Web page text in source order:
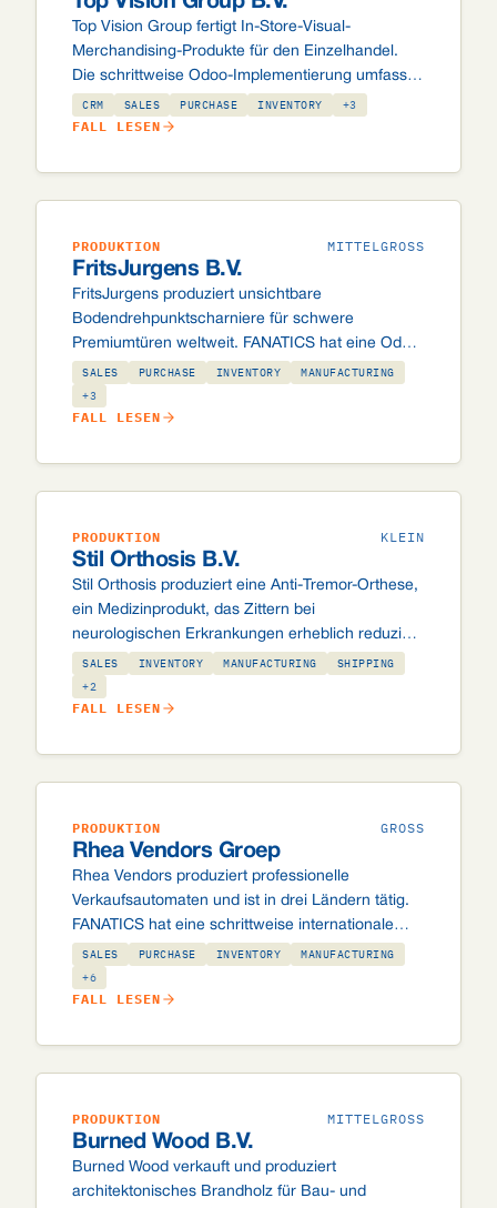
Top Vision Group fertigt In-Store-Visual-
Merchandising-Produkte für den Einzelhandel.
Die schrittweise Odoo-Implementierung umfasst
Vertrieb, Einkauf, Lager, Fertigung und ein
umfangreiches maßgeschneidertes Labelsystem
automatischer Fertigungsauftragsplanung.
CRM SALES PURCHASE INVENTORY +3
FALL LESEN
PRODUKTION MITTELGROSS
FritsJurgens B.V.
FritsJurgens produziert unsichtbare
Bodendrehpunktscharniere für schwere
Premiumtüren weltweit. FANATICS hat eine Odoo-
Umgebung aufgebaut, die Produktion,
Händlerbestellungen, automatische Kreditprüfung
über Atradius und einen B2B-Webshop auf einer
SALES PURCHASE INVENTORY
MANUFACTURING
+3
FALL LESEN
PRODUKTION KLEIN
Stil Orthosis B.V.
Stil Orthosis produziert eine Anti-Tremor-Orthese,
ein Medizinprodukt, das Zittern bei
neurologischen Erkrankungen erheblich reduziert.
In der Medizinprodukte-Fertigung ist
Rückverfolgbarkeit keine Wunschanforderung,
sondern Pflicht. Odoo mit dem
Komponenten-Traceability und
Qualitätssicherung, die ihre Branche verlangt.
SALES INVENTORY MANUFACTURING
SHIPPING
+2
FALL LESEN
PRODUKTION GROSS
Rhea Vendors Groep
Rhea Vendors produziert professionelle
Verkaufsautomaten und ist in drei Ländern tätig.
FANATICS hat eine schrittweise internationale
Odoo-Implementierung umgesetzt – für die
Niederlande, Österreich und Deutschland, jeweils
mit länderspezifischen steuerlichen
SALES PURCHASE INVENTORY
MANUFACTURING
+6
FALL LESEN
PRODUKTION MITTELGROSS
Burned Wood B.V.
Burned Wood verkauft und produziert
architektonisches Brandholz für Bau- und